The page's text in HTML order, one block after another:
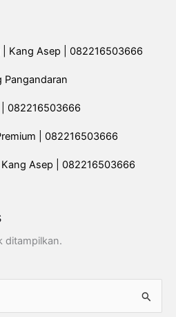
| Kang Asep | 082216503666
Pangandaran
| 082216503666
| 082216503666
Asep | 082216503666
ditampilkan.